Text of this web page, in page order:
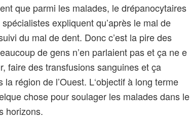
que parmi les malades, le drépanocytaires
expliquent qu’après le mal de
du mal de dent. Donc c’est la pire des
de gens n’en parlaient pas et ça ne e
faire des transfusions sanguines et ça
région de l’Ouest. L‘objectif à long terme
chose pour soulager les malades dans le
horizons.